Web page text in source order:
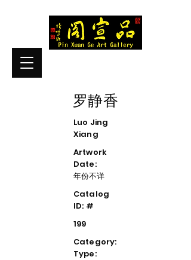
罗静香
Luo Jing
Xiang
Artwork
Date:
年份不详
Catalog
ID: #
199
Category:
Type: